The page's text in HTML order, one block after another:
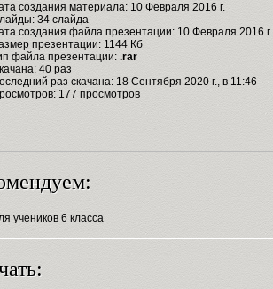
создания материала: 10 Февраля 2016 г.
34 слайда
создания файла презентации: 10 Февраля 2016 г.
презентации: 1144 Кб
файла презентации: .rar
40 раз
раз скачана: 18 Сентября 2020 г., в 11:46
177 просмотров
учеников 6 класса